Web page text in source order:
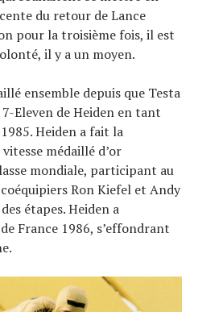
du retour de Lance
pour la troisième fois, il est
il y a un moyen.
ensemble depuis que Testa
Eleven de Heiden en tant
Heiden a fait la
médaillé d’or
mondiale, participant au
Ron Kiefel et Andy
étapes. Heiden a
France 1986, s’effondrant